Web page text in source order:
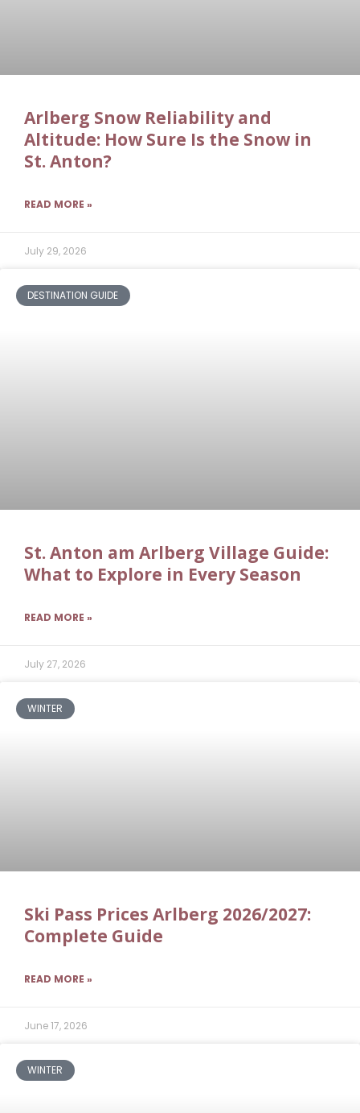
Arlberg Snow Reliability and
Altitude: How Sure Is the Snow in
St. Anton?
READ MORE »
July 29, 2026
DESTINATION GUIDE
St. Anton am Arlberg Village Guide:
What to Explore in Every Season
READ MORE »
July 27, 2026
WINTER
Ski Pass Prices Arlberg 2026/2027:
Complete Guide
READ MORE »
June 17, 2026
WINTER